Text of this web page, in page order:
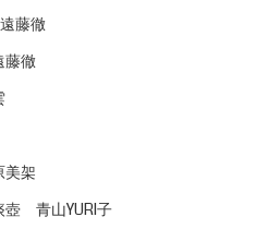
藤徹
徹
架
壺 青山YURI子